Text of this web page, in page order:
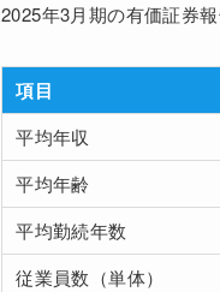
2025年3月期の有価証券
項目
平均年収
平均年齢
平均勤続年数
従業員数（単体）